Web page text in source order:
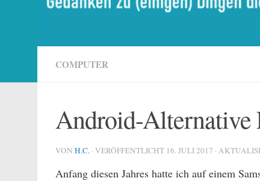
COMPUTER
Android-Alternative
VON H.C. · VERÖFFENTLICHT 16. JULI 2017 ·
Anfang diesen Jahres hatte ich auf einem